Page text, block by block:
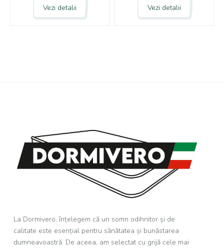
Vezi detalii Vezi detalii
La Dormivero, înțelegem că un somn odihnitor și de
calitate este esențial pentru sănătatea și bunăstarea
dumneavoastră. De aceea, am selectat cu grijă cele mai